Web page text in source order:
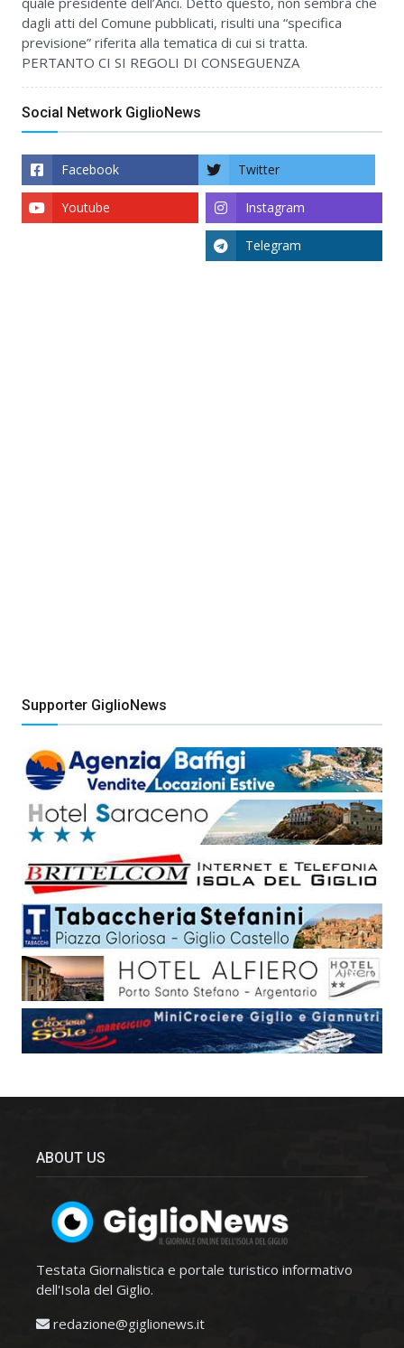
dagli atti del Comune pubblicati, risulti una “specifica
previsione” riferita alla tematica di cui si tratta.
PERTANTO CI SI REGOLI DI CONSEGUENZA
Social Network GiglioNews
Facebook Twitter
Instagram
Youtube
Telegram
Supporter GiglioNews
ABOUT US
Testata Giornalistica e portale turistico informativo
dell'Isola del Giglio.
redazione@giglionews.it